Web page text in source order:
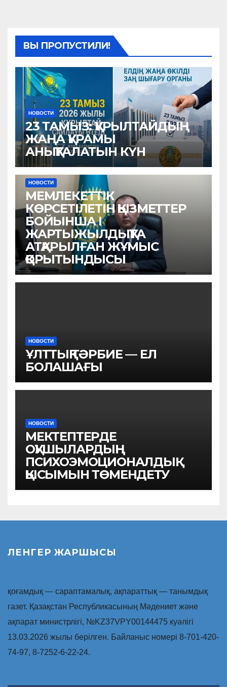
ВЫ ПРОПУСТИЛИ!
НОВОСТИ
23 ТАМЫЗ: ҚҰРЫЛТАЙДЫҢ
ЖАҢА ҚҰРАМЫ
АНЫҚТАЛАТЫН КҮН
НОВОСТИ
МЕМЛЕКЕТТІК
КӨРСЕТІЛЕТІН ҚЫЗМЕТТЕР
БОЙЫНША I
ЖАРТЫЖЫЛДЫҚТА
АТҚАРЫЛҒАН ЖҰМЫС
ҚОРЫТЫНДЫСЫ
НОВОСТИ
ҰЛТТЫҚ ТӘРБИЕ — ЕЛ
БОЛАШАҒЫ
НОВОСТИ
МЕКТЕПТЕРДЕ
ОҚУШЫЛАРДЫҢ
ПСИХОЭМОЦИОНАЛДЫҚ
ҚЫСЫМЫН ТӨМЕНДЕТУ
ЛЕНГЕР ЖАРШЫСЫ
қоғамдық — сараптамалық, ақпараттық — танымдық
газет. Қазақстан Республикасының Мәдениет және
ақпарат министрлігі, №KZ37VPY00144475 куәлігі
13.03.2026 жылы берілген. Байланыс номері 8-701-420-
74-97, 8-7252-6-22-24.